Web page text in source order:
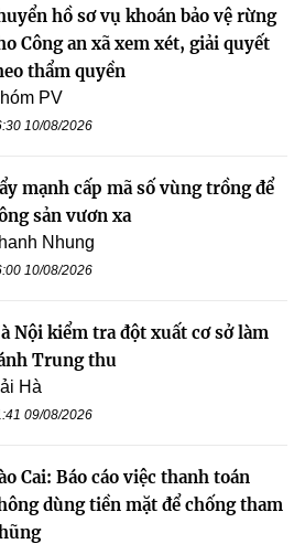
hồ sơ vụ khoán bảo vệ rừng
Công an xã xem xét, giải quyết
thẩm quyền
PV
10/08/2026
mạnh cấp mã số vùng trồng để
sản vươn xa
Nhung
10/08/2026
Nội kiểm tra đột xuất cơ sở làm
Trung thu
Hà
09/08/2026
Cai: Báo cáo việc thanh toán
dùng tiền mặt để chống tham